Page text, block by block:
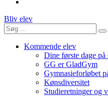
Bliv elev
Kommende elev
Dine første dage
GG er GladGym
Gymnasieforløbet
Kønsdiversitet
Studieretninger og